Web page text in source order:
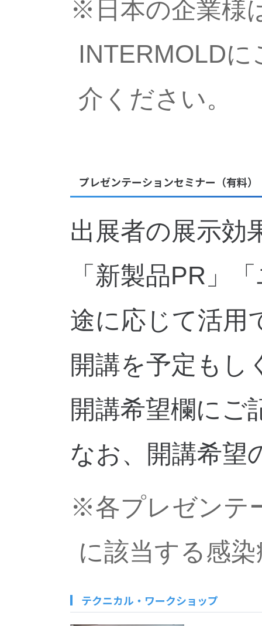
※日本の企業様
INTERMOLD
介ください。
プレゼンテーションセミナー（有料）
出展者の展示効
「新製品PR」
途に応じて活用
開講を予定もし
開講希望欄にご
なお、開講希望
※各プレゼンテ
に該当する感
テクニカル・ワークショップ